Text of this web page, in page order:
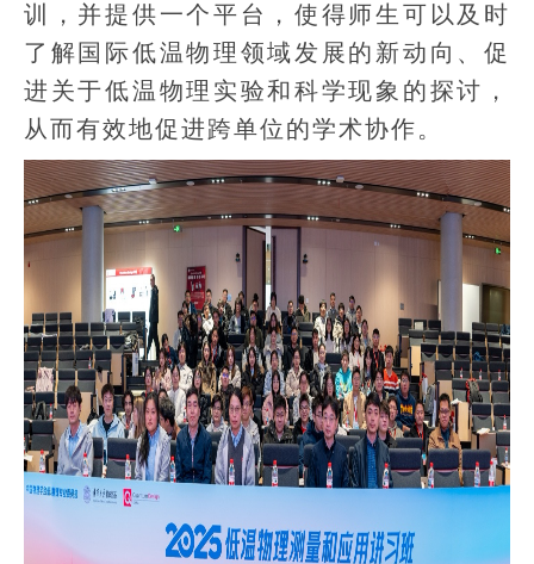
训，并提供一个平台，使得师生可以及时
了解国际低温物理领域发展的新动向、促
进关于低温物理实验和科学现象的探讨，
从而有效地促进跨单位的学术协作。